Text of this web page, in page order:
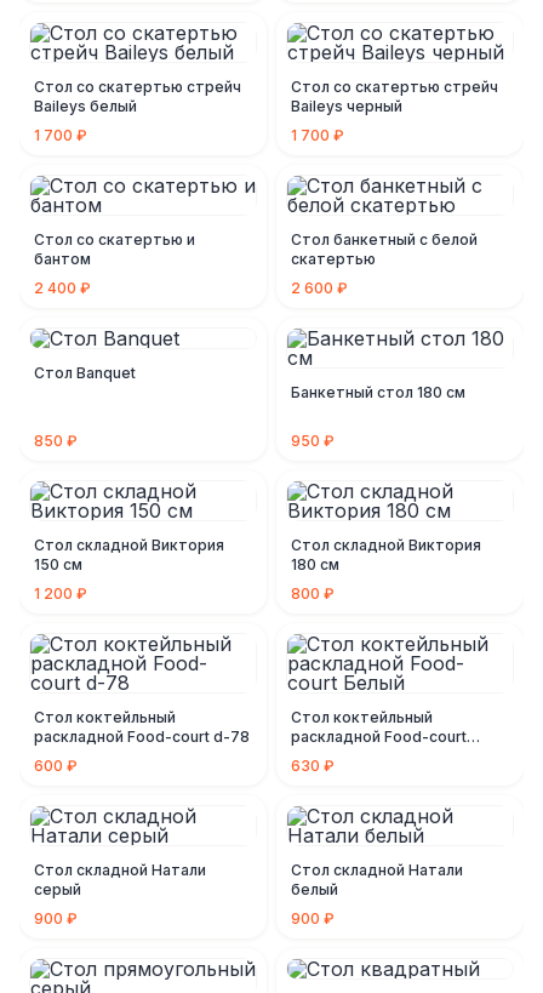
Стол со скатертью стрейч
Baileys белый
1 700 ₽
Стол со скатертью стрейч
Baileys черный
1 700 ₽
Стол со скатертью и
бантом
2 400 ₽
Стол банкетный с белой
скатертью
2 600 ₽
Стол Banquet
850 ₽
Банкетный стол 180 см
950 ₽
Стол складной Виктория
150 см
1 200 ₽
Стол складной Виктория
180 см
800 ₽
Стол коктейльный
раскладной Food-court d-78
600 ₽
Стол коктейльный
раскладной Food-court
Белый
630 ₽
Стол складной Натали
серый
900 ₽
Стол складной Натали
белый
900 ₽